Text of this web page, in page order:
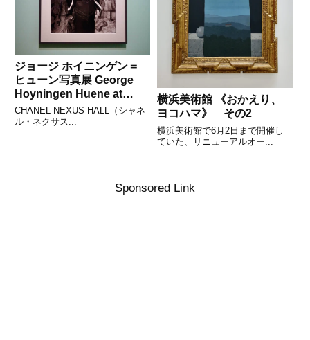
ジョージ ホイニンゲン＝
ヒューン写真展 George
Hoyningen Huene at
CHANEL NEXUS HALL
その2
CHANEL NEXUS HALL（シャネ
ル・ネクサス...
横浜美術館 《おかえり、
ヨコハマ》 その2
横浜美術館で6月2日まで開催し
ていた、リニューアルオー...
Sponsored Link